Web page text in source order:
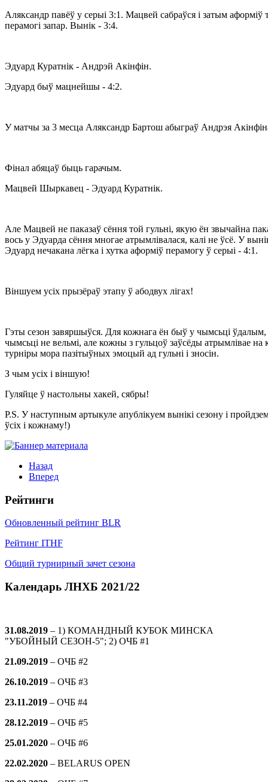
Аляксандр павёў у серыі 3:1. Мацвей сабраўся і затым аформіў
перамогі запар. Вынік - 3:4.
Эдуард Куратнік - Андрэй Акінфін.
Эдуард быў мацнейшы - 4:2.
У матчы за 3 месца Аляксандр Бартош абыграў Андрэя
Фінал абяцаў быць гарачым.
Мацвей Шыркавец - Эдуард Куратнік.
Але Мацвей не паказаў сёння той гульні, якую ён звычайна
вось у Эдуарда сёння многае атрымлівалася, калі не ўсё. У
Эдуард нечакана лёгка і хутка аформіў перамогу ў серыі - 4:1.
Віншуем усіх прызёраў этапу ў абодвух лігах!
Гэты сезон завяршыўся. Для кожнага ён быў у чымсьці ўдалым,
чымсьці не вельмі, але кожны з гульцоў заўсёды атрымлівае
турніры мора пазітыўных эмоцый ад гульні і зносін.
З чым усіх і віншую!
Гуляйце ў настольны хакей, сябры!
P.S. У наступным артыкуле апублікуем вынікі сезону і
ўсіх і кожнаму!)
Назад
Вперед
Рейтинги
Обновленный рейтинг BLR
Рейтинг ITHF
Общий турнирный зачет сезона
Календарь ЛНХБ 2021/22
31.08.2019 – 1) КОМАНДНЫЙ КУБОК МИНСКА
"УБОЙНЫЙ СЕЗОН-5"; 2) ОЧБ #1
21.09.2019 – ОЧБ #2
26.10.2019 – ОЧБ #3
23.11.2019 – ОЧБ #4
28.12.2019 – ОЧБ #5
25.01.2020 – ОЧБ #6
22.02.2020 – BELARUS OPEN